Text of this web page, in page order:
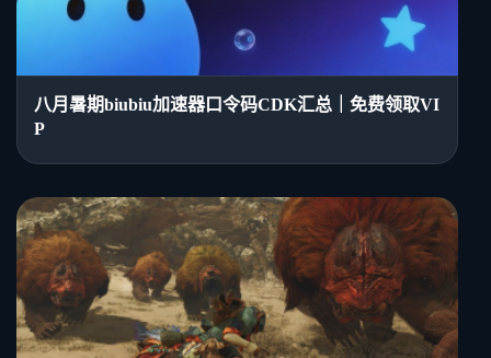
八月暑期biubiu加速器口令码CDK汇总｜免费领取VI
P